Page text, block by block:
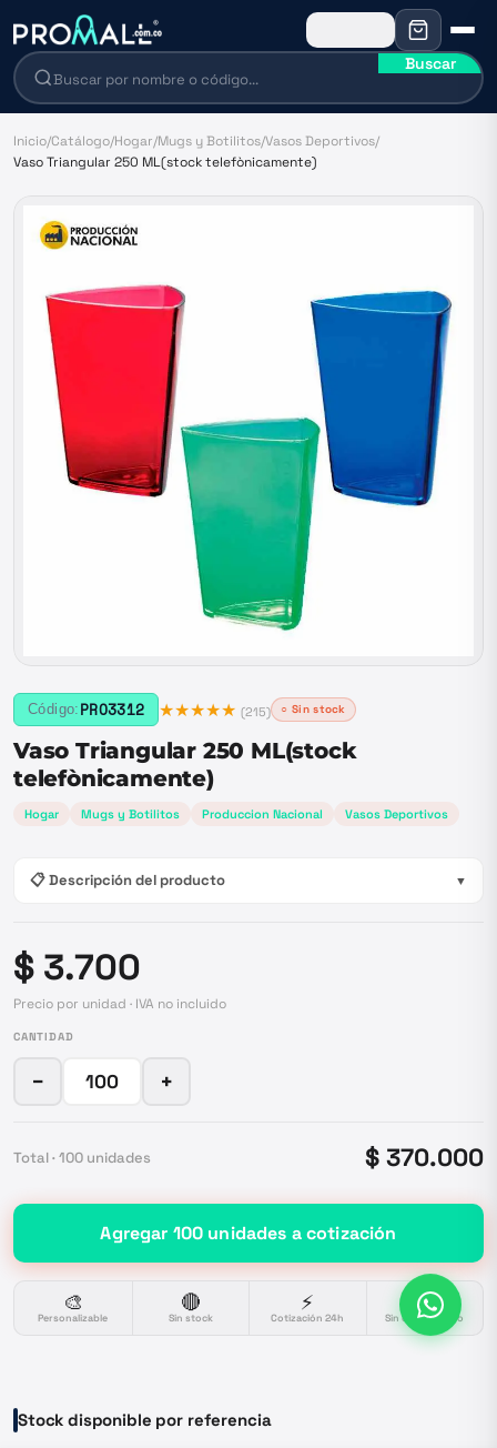
Buscar
Inicio/Catálogo/Hogar/Mugs y Botilitos/Vasos Deportivos/
Vaso Triangular 250 ML(stock telefònicamente)
Código: PRO3312 ★★★★★ (215) ○ Sin stock
Vaso Triangular 250 ML(stock
telefònicamente)
Hogar Mugs y Botilitos Produccion Nacional Vasos Deportivos
📋 Descripción del producto ▼
$ 3.700
Precio por unidad · IVA no incluido
CANTIDAD
− +
Total · 100 unidades $ 370.000
Agregar 100 unidades a cotización
🎨
Personalizable
🔴
Sin stock
⚡
Cotización 24h
🔒
Sin compromiso
Stock disponible por referencia